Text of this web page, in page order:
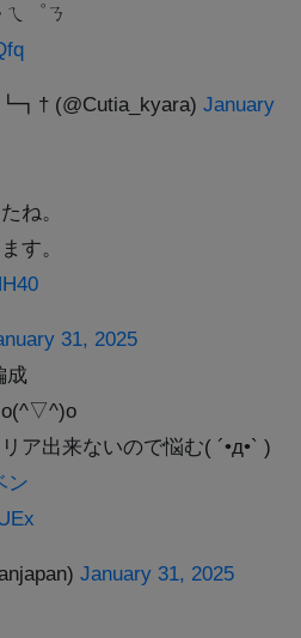
゜ㄋ
(@Cutia_kyara) January
ね。
す。
31, 2025
成
o(^▽^)o
ア出来ないので悩む( ´•д•` )
ン
January 31, 2025